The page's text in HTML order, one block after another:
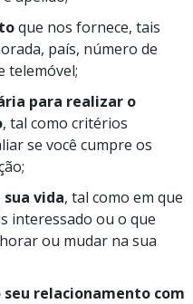
que nos fornece, tais
país, número de
telemóvel;
para realizar o
, tal como critérios
se você cumpre os
vida, tal como em que
interessado ou o que
ou mudar na sua
relacionamento com